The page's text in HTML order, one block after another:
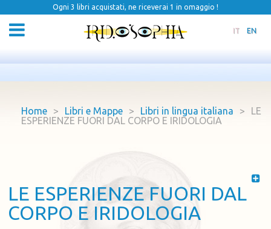
Ogni 3 libri acquistati, ne riceverai 1 in omaggio !
IT EN
Home > Libri e Mappe > Libri in lingua italiana >
LE
ESPERIENZE FUORI DAL CORPO E IRIDOLOGIA
LE ESPERIENZE FUORI DAL
CORPO E IRIDOLOGIA